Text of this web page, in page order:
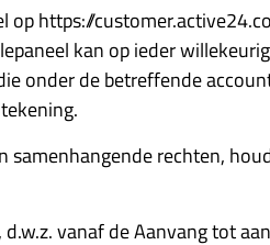
op https://
kan op ieder
onder de betreffende
rechten,
vanaf de Aanvang tot